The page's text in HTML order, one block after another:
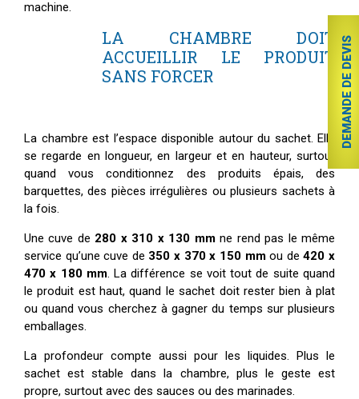
DEMANDE DE DEVIS
machine.
LA CHAMBRE DOIT
ACCUEILLIR LE PRODUIT
SANS FORCER
La chambre est l’espace disponible autour du sachet. Elle
se regarde en longueur, en largeur et en hauteur, surtout
quand vous conditionnez des produits épais, des
barquettes, des pièces irrégulières ou plusieurs sachets à
la fois.
Une cuve de 280 x 310 x 130 mmne rend pas le même
service qu’une cuve de 350 x 370 x 150 mmou de420 x
470 x 180 mm. La différence se voit tout de suite quand
le produit est haut, quand le sachet doit rester bien à plat
ou quand vous cherchez à gagner du temps sur plusieurs
emballages.
La profondeur compte aussi pour les liquides. Plus le
sachet est stable dans la chambre, plus le geste est
propre, surtout avec des sauces ou des marinades.